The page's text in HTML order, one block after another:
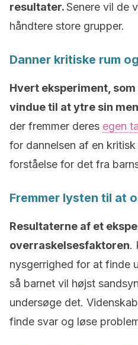
resultater.Senere vil de
håndtere store grupper.
Danner kritiske rum
Hvert eksperiment,
vindue til at ytre sin
der fremmer deres egen
for dannelsen af en
forståelse for det fra
Fremmer lysten til at
Resultaterne af et
overraskelsesfaktoren.
nysgerrighed for at finde
så barnet vil højst
undersøge det.
finde svar og løse